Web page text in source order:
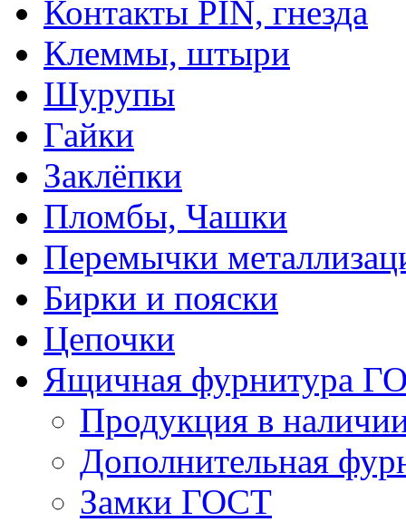
Контакты PIN, гнезда
Клеммы, штыри
Шурупы
Гайки
Заклёпки
Пломбы, Чашки
Перемычки
Бирки и пояски
Цепочки
Ящичная фурнитура
Продукция в
Дополнительная
Замки ГОСТ